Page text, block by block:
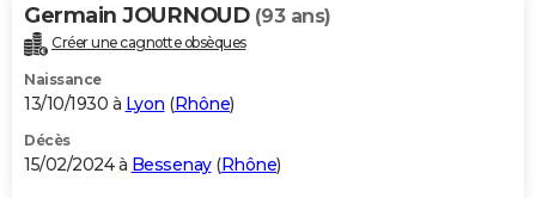
Germain JOURNOUD (93 ans)
Créer une cagnotte obsèques
Naissance
13/10/1930 à Lyon (Rhône)
Décès
15/02/2024 à Bessenay(Rhône)